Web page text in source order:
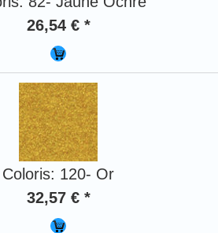
26,54 € *
Coloris: 120- Or
32,57 € *